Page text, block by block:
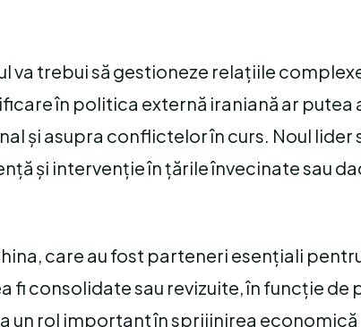
va trebui să gestioneze relațiile
în politica externă iraniană ar
și asupra conflictelor în curs. Noul lider
și intervenție în țările învecinate sau
care au fost parteneri esențiali
fi consolidate sau revizuite, în funcție
un rol important în sprijinirea economică